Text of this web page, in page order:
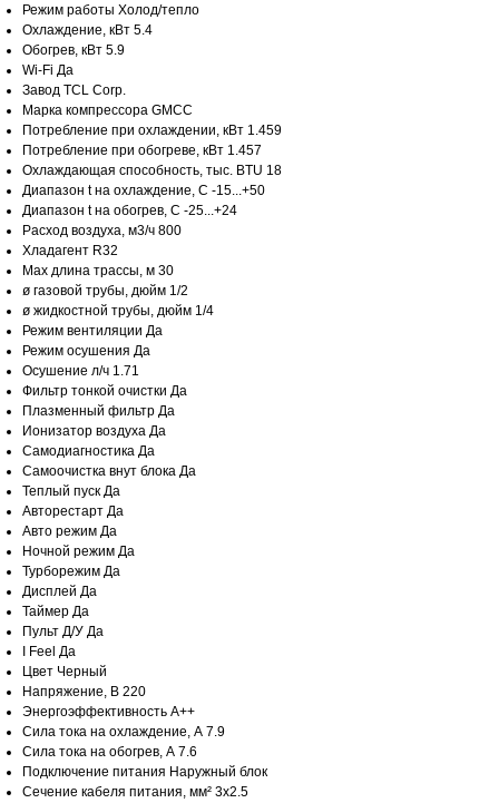
Режим работы Холод/тепло
Охлаждение, кВт 5.4
Обогрев, кВт 5.9
Wi-Fi Да
Завод TCL Corp.
Марка компрессора GMCC
Потребление при охлаждении, кВт 1.459
Потребление при обогреве, кВт 1.457
Охлаждающая способность, тыс. BTU 18
Диапазон t на охлаждение, С -15...+50
Диапазон t на обогрев, С -25...+24
Расход воздуха, м3/ч 800
Хладагент R32
Max длина трассы, м 30
ø газовой трубы, дюйм 1/2
ø жидкостной трубы, дюйм 1/4
Режим вентиляции Да
Режим осушения Да
Осушение л/ч 1.71
Фильтр тонкой очистки Да
Плазменный фильтр Да
Ионизатор воздуха Да
Самодиагностика Да
Самоочистка внут блока Да
Теплый пуск Да
Авторестарт Да
Авто режим Да
Ночной режим Да
Турборежим Да
Дисплей Да
Таймер Да
Пульт Д/У Да
I Feel Да
Цвет Черный
Напряжение, В 220
Энергоэффективность A++
Сила тока на охлаждение, А 7.9
Сила тока на обогрев, А 7.6
Подключение питания Наружный блок
Сечение кабеля питания, мм² 3x2.5